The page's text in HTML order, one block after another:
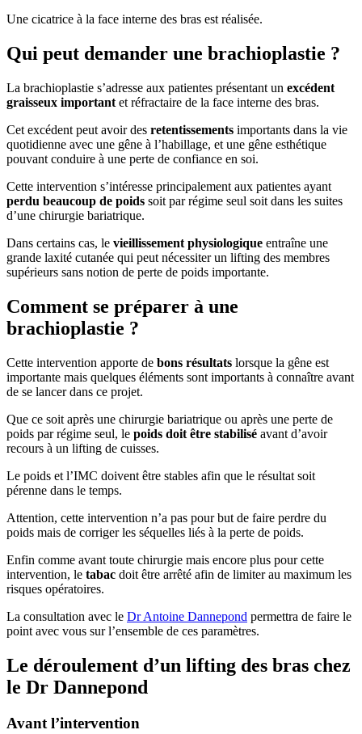
Une cicatrice à la face interne des bras est réalisée.
Qui peut demander une brachioplastie ?
La brachioplastie s’adresse aux patientes présentant un excédent
graisseux important et réfractaire de la face interne des bras.
Cet excédent peut avoir des retentissements importants dans la vie
quotidienne avec une gêne à l’habillage, et une gêne esthétique
pouvant conduire à une perte de confiance en soi.
Cette intervention s’intéresse principalement aux patientes ayant
perdu beaucoup de poids soit par régime seul soit dans les suites
d’une chirurgie bariatrique.
Dans certains cas, le vieillissement physiologique entraîne une
grande laxité cutanée qui peut nécessiter un lifting des membres
supérieurs sans notion de perte de poids importante.
Comment se préparer à une
brachioplastie ?
Cette intervention apporte de bons résultats lorsque la gêne est
importante mais quelques éléments sont importants à connaître avant
de se lancer dans ce projet.
Que ce soit après une chirurgie bariatrique ou après une perte de
poids par régime seul, le poids doit être stabilisé avant d’avoir
recours à un lifting de cuisses.
Le poids et l’IMC doivent être stables afin que le résultat soit
pérenne dans le temps.
Attention, cette intervention n’a pas pour but de faire perdre du
poids mais de corriger les séquelles liés à la perte de poids.
Enfin comme avant toute chirurgie mais encore plus pour cette
intervention, le tabac doit être arrêté afin de limiter au maximum les
risques opératoires.
La consultation avec le Dr Antoine Dannepond permettra de faire le
point avec vous sur l’ensemble de ces paramètres.
Le déroulement d’un lifting des bras chez
le Dr Dannepond
Avant l’intervention